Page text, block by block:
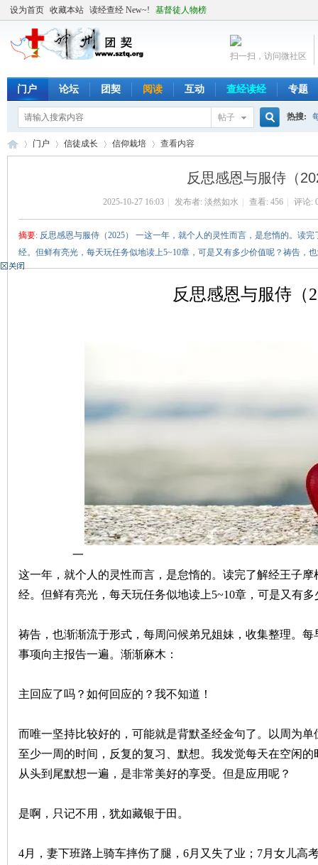
设为首页 收藏本站 读经查经 New~! 基督徒人物榜
扫一扫，访问微社区
门户 论坛 团契 阅读 互动 查经读经 专题
帖子
索
热搜:
门户 信徒成长 信仰栽培
›
查看内容
反思感恩与服侍（
2025-10-27 16:03 发布者: 淡然如水 查看: 456 评论:
摘要: 反思感恩与服侍（2025） 一这一年，就个人的灵性而言，是怠惰的。读
经。但鲜有亮光，每天玩任务似地读上5~10章，可是又有多少价值呢？祷告，
反思感恩与服侍（
一
这一年，就个人的灵性而言，是怠惰的。读完了解经王子
经。但鲜有亮光，每天玩任务似地读上5~10章，可是又有多
祷告，也渐渐流于形式，每周问候弟兄姐妹，收集整理。
事项向主报告一遍。渐渐麻木：
主回应了吗？如何回应的？我不知道！
而唯一坚持比较好的，可能就是背默圣经金句了。以周为
至少一周的时间，反复的复习、默想。我发觉每天在空闲
从头到尾默想一遍，是非常美好的享受。但是应用呢？
是啊，只记不用，犹如藏银于田。
4月，妻下班路上骑车摔伤了腿，6月又失了业；7月女儿高